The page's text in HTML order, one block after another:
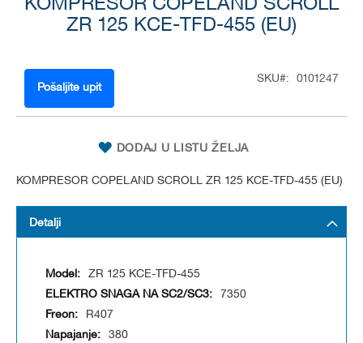
KOMPRESOR COPELAND SCROLL
ZR 125 KCE-TFD-455 (EU)
Pošaljite upit
SKU 0101247
DODAJ U LISTU ŽELJA
KOMPRESOR COPELAND SCROLL ZR 125 KCE-TFD-455 (EU)
beginning
images
Detalji
ZR 125 KCE-TFD-455
7350
R407
380